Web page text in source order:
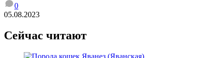
0
05.08.2023
Сейчас читают